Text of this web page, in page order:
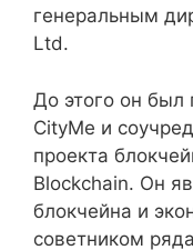
генеральным
Ltd.
До этого он был
CityMe и
проекта
Blockchain. Он
блокчейна и
советником